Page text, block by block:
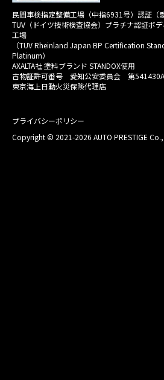
民間車検指定整備工場（中指6931号）認証（
TUV（ドイツ技術検査協会）プラチナ認証ボ
工場
（TUV Rheinland Japan BP Certification
Platinum）
AXALTA社 塗料ブランド STANDOX使用
古物証許可番号 愛知公安委員会 第
東京海上日動火災保険代理店
プライバシーポリシー
Copyright © 2021-2026 AUTO PRESTIGE